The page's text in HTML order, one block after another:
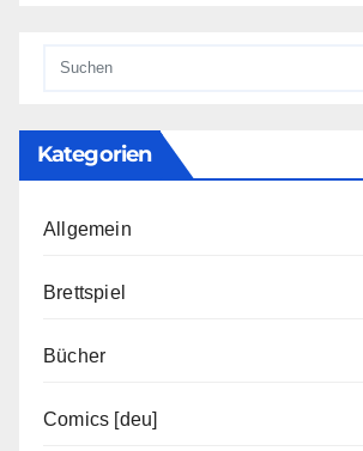
Kategorien
Allgemein
Brettspiel
Bücher
Comics [deu]